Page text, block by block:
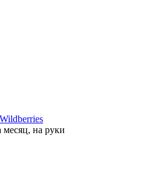
месяц, на руки